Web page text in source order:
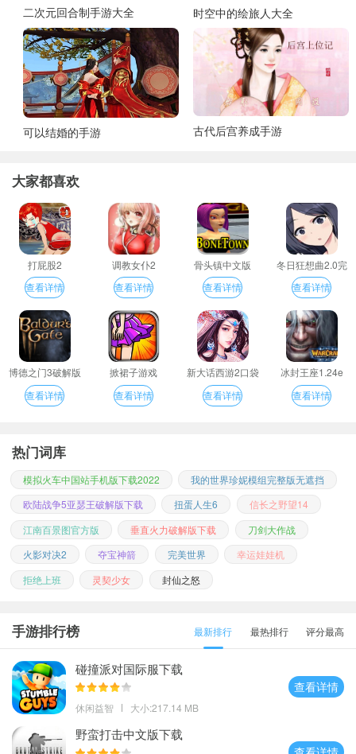
二次元回合制手游大全 时空中的绘旅人大全
可以结婚的手游 古代后宫养成手游
大家都喜欢
打屁股2
查看详情
调教女仆2
查看详情
骨头镇中文版
查看详情
冬日狂想曲2.0完
整汉化版
查看详情
博德之门3破解版
查看详情
掀裙子游戏
查看详情
新大话西游2口袋
版
查看详情
冰封王座1.24e
查看详情
热门词库
模拟火车中国站手机版下载2022
我的世界珍妮模组完整版无遮挡
欧陆战争5亚瑟王破解版下载
扭蛋人生6
信长之野望14
江南百景图官方版
垂直火力破解版下载
刀剑大作战
火影对决2
夺宝神箭 完美世界
幸运娃娃机
拒绝上班
灵契少女 封仙之怒
手游排行榜 最新排行 最热排行 评分最高
碰撞派对国际服下载
休闲益智 大小:217.14 MB
查看详情
野蛮打击中文版下载